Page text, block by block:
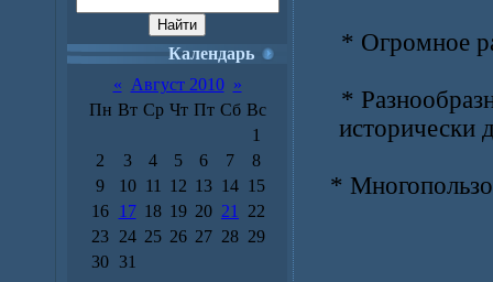
Календарь
« Август 2010 »
Пн Вт Ср Чт Пт Сб Вс
1
2
3 4 5 6 7
8
9
10 11 12 13 14 15
16 17 18 19 20 21
22
23 24 25 26 27 28 29
30 31
* Огромное
*
исторически
*